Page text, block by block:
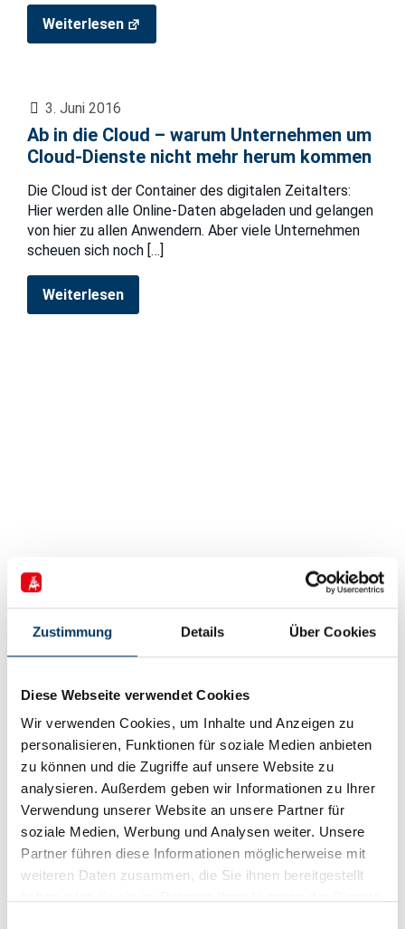
Zustimmung Details Über Cookies
Diese Webseite verwendet Cookies
Wir verwenden Cookies, um Inhalte und Anzeigen zu
personalisieren, Funktionen für soziale Medien anbieten
zu können und die Zugriffe auf unsere Website zu
analysieren. Außerdem geben wir Informationen zu Ihrer
Verwendung unserer Website an unsere Partner für
soziale Medien, Werbung und Analysen weiter. Unsere
Partner führen diese Informationen möglicherweise mit
weiteren Daten zusammen, die Sie ihnen bereitgestellt
Weiterlesen
3. Juni 2016
Ab in die Cloud – warum Unternehmen um
Cloud-Dienste nicht mehr herum kommen
Die Cloud ist der Container des digitalen Zeitalters:
Hier werden alle Online-Daten abgeladen und gelangen
von hier zu allen Anwendern. Aber viele Unternehmen
scheuen sich noch […]
Weiterlesen
18. November 2015
Was Industrie 4.0 braucht: Mut zur
Unsicherheit
Die Digitalisierung der Fertigung ist eine komplexe
Technologien, aber auch welche Strategien zukünftig
Erfolg haben werden. Während manche Unternehmen
mit[…]
Weiterlesen